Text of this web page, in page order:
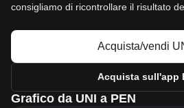
consigliamo di ricontrollare il risultato
Acquista/vendi
Acquista sull'app
Grafico da UNI a PEN